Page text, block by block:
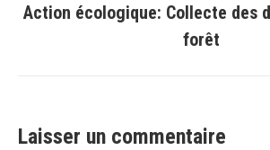
Article
suivant
Action écologique: Collecte des
forêt
Laisser un commentaire